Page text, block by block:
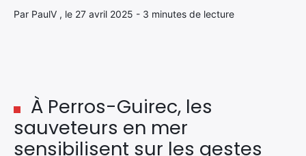
Par PaulV , le 27 avril 2025 - 3 minutes de lecture
À Perros-Guirec, les
sauveteurs en mer
sensibilisent sur les gestes